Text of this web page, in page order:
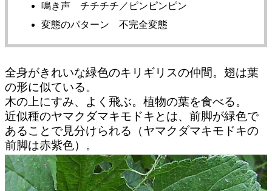
鳴き声 チチチチ／ピンピンピン
変態のパターン 不完全変態
全身がきれいな緑色のキリギリスの仲間。翅は葉
の形に似ている。
木の上にすみ、よく飛ぶ。植物の葉を食べる。
近似種のヤマクダマキモドキとは、前脚が緑色で
あることで見分けられる（ヤマクダマキモドキの
前脚は赤紫色）。